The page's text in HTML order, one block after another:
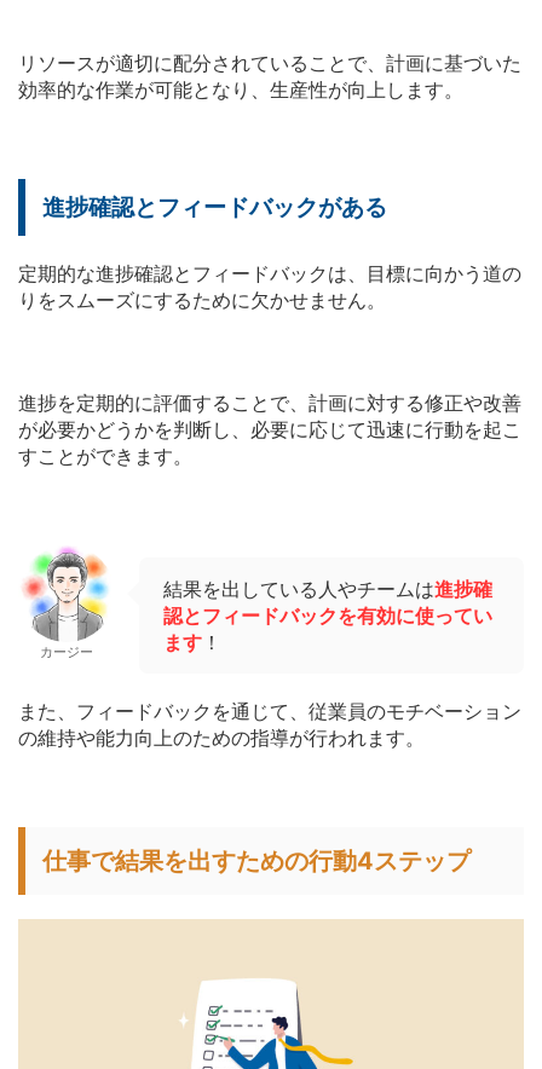
リソースが適切に配分されていることで、計画に基づいた
効率的な作業が可能となり、生産性が向上します。
進捗確認とフィードバックがある
定期的な進捗確認とフィードバックは、目標に向かう道の
りをスムーズにするために欠かせません。
進捗を定期的に評価することで、計画に対する修正や改善
が必要かどうかを判断し、必要に応じて迅速に行動を起こ
すことができます。
カージー
結果を出している人やチームは進捗確
認とフィードバックを有効に使ってい
ます ！
また、フィードバックを通じて、従業員のモチベーション
の維持や能力向上のための指導が行われます。
仕事で結果を出すための行動4ステップ